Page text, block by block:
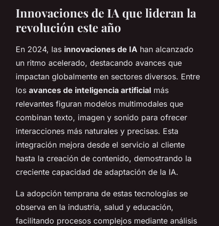
Innovaciones de IA que lideran la
revolución este año
En 2024, las innovaciones de IA han alcanzado
un ritmo acelerado, destacando avances que
impactan globalmente en sectores diversos. Entre
los avances de inteligencia artificial más
relevantes figuran modelos multimodales que
combinan texto, imagen y sonido para ofrecer
interacciones más naturales y precisas. Esta
integración mejora desde el servicio al cliente
hasta la creación de contenido, demostrando la
creciente capacidad de adaptación de la IA.
La adopción temprana de estas tecnologías se
observa en la industria, salud y educación,
facilitando procesos complejos mediante análisis